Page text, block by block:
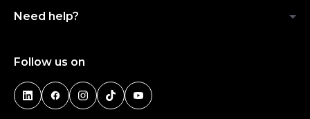
Need help?
Follow us on